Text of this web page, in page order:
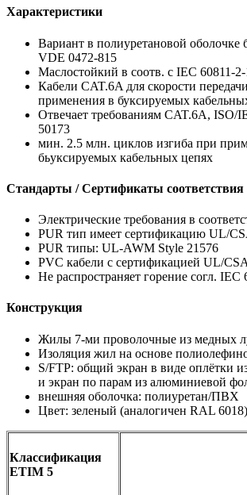
Характеристики
Вариант в полиуретановой оболочке
VDE 0472-815
Маслостойкий в соотв. с IEC 60811-2-
Кабели CAT.6A для скорости
применения в буксируемых
Отвечает требованиям CAT.6A, ISO/
50173
мин. 2.5 млн. циклов изгиба при
бьуксируемых кабельных цепях
Стандарты / Сертификаты соответствия
Электрические требования в
PUR тип имеет сертификацию UL/
PUR типы: UL-AWM Style 21576
PVC кабели с сертификацией UL/
Не распространяет горение согл. IEC
Конструкция
Жилы 7-ми проволочные из медных
Изоляция жил на основе
S/FTP: общий экран в виде оплётки
и экран по парам из алюминиевой
внешняя оболочка: полиуретан/ПВХ
Цвет: зеленый (аналогичен RAL 6018)
Классификация
ETIM 5